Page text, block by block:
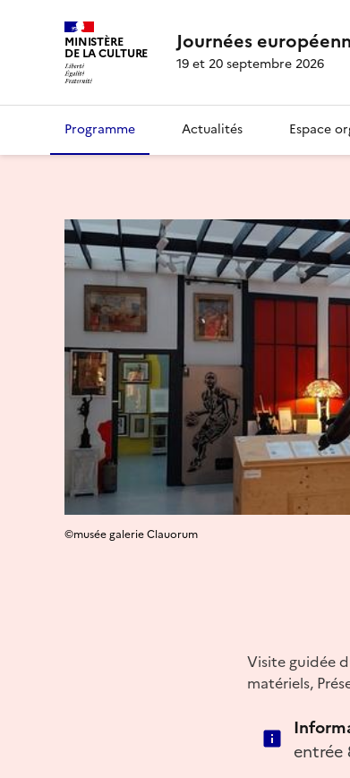
MINISTÈRE
DE LA CULTURE Journées
19 et 20 septembre 2026
Programme Actualités Espace
©musée galerie Clauorum
Visite guidée
matériels,
entrée